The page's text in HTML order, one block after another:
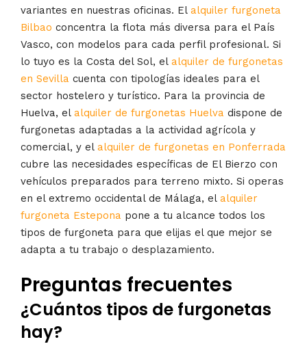
variantes en nuestras oficinas. El alquiler furgoneta
Bilbao concentra la flota más diversa para el País
Vasco, con modelos para cada perfil profesional. Si
lo tuyo es la Costa del Sol, el alquiler de furgonetas
en Sevilla cuenta con tipologías ideales para el
sector hostelero y turístico. Para la provincia de
Huelva, el alquiler de furgonetas Huelva dispone de
furgonetas adaptadas a la actividad agrícola y
comercial, y el alquiler de furgonetas en Ponferrada
cubre las necesidades específicas de El Bierzo con
vehículos preparados para terreno mixto. Si operas
en el extremo occidental de Málaga, el alquiler
furgoneta Estepona pone a tu alcance todos los
tipos de furgoneta para que elijas el que mejor se
adapta a tu trabajo o desplazamiento.
Preguntas frecuentes
¿Cuántos tipos de furgonetas
hay?